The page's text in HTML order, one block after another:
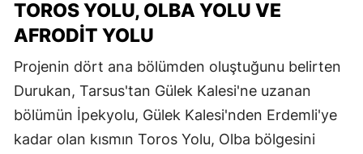
TOROS YOLU, OLBA YOLU VE
AFRODIT YOLU
Projenin dört ana bölümden oluştuğunu belirten
Durukan, Tarsus'tan Gülek Kalesi'ne uzanan
bölümün İpekyolu, Gülek Kalesi'nden Erdemli'ye
kadar olan kısmın Toros Yolu, Olba bölgesini